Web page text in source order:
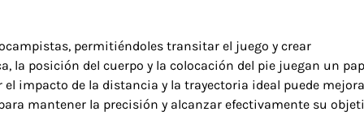
permitiéndoles transitar el juego y crear
la posición del cuerpo y la colocación del pie juegan un
impacto de la distancia y la trayectoria ideal puede
mantener la precisión y alcanzar efectivamente su